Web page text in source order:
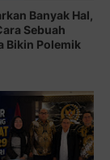
Banyak Hal,
Sebuah
Bikin Polemik